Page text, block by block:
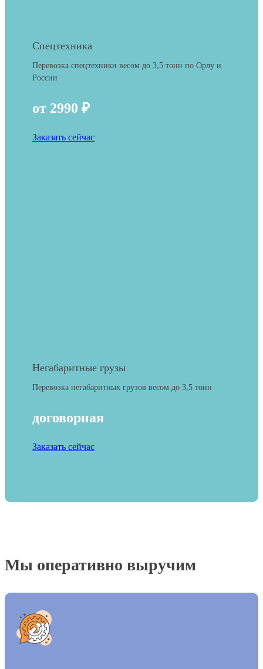
Спецтехника
Перевозка спецтехники весом до 3,5 тонн по Орлу и
России
от 2990 ₽
Заказать сейчас
Негабаритные грузы
Перевозка негабаритных грузов весом до 3,5 тонн
договорная
Заказать сейчас
Мы оперативно выручим